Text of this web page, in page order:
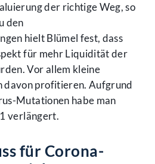
der richtige Weg, so
den
hielt Blümel fest, dass
für mehr Liquidität der
Vor allem kleine
davon profitieren. Aufgrund
Mutationen habe man
verlängert.
für Corona-